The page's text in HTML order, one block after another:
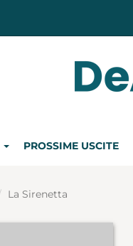
PROSSIME USCITE
La Sirenetta